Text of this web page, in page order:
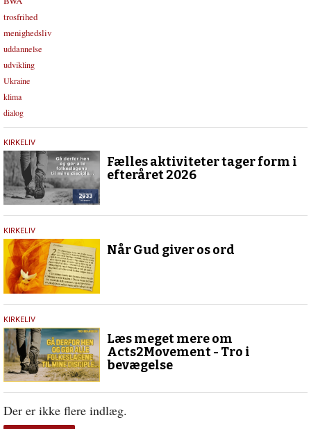
trosfrihed
menighedsliv
uddannelse
udvikling
Ukraine
klima
dialog
25.
maj
2026
KIRKELIV
Fælles aktiviteter tager form i
efteråret 2026
23.
maj
2026
KIRKELIV
Når Gud giver os ord
15.
maj
2026
KIRKELIV
Læs meget mere om
Acts2Movement - Tro i
bevægelse
Der er ikke flere indlæg.